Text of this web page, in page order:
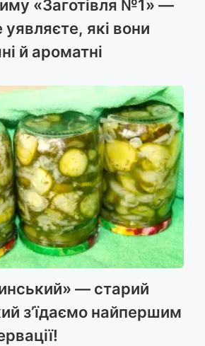
«Заготівля №1» —
уявляєте, які вони
й ароматні
— старий
з’їдаємо найпершим